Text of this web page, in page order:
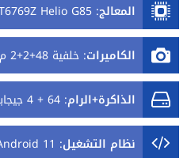
المعالج:
Helio G85
الكاميرات: خلفية 48+2+2 م.ب/ امامية 16 م.ب.
الذاكرة+الرام: 64 + 4 جيجابايت
نظام التشغيل:
11